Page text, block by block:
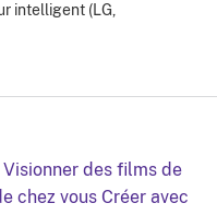
intelligent (LG,
Visionner des films de
chez vous Créer avec